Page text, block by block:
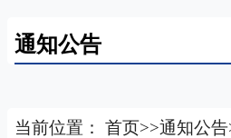
通知公告
当前位置： 首页>>通知公告